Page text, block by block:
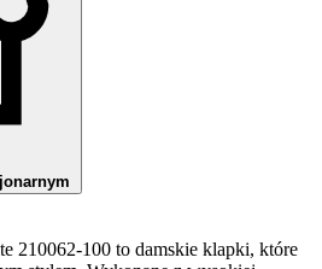
210062-100 to damskie klapki, które